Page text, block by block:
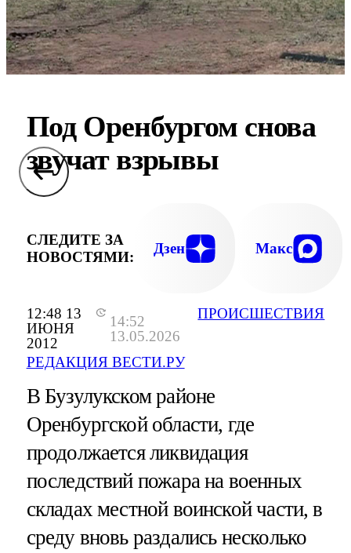
12:48 13
ИЮНЯ
2012
14:52
13.05.2026
РЕДАКЦИЯ ВЕСТИ.РУ
ПРОИСШЕСТВИЯ
Под Оренбургом снова
звучат взрывы
СЛЕДИТЕ ЗА
НОВОСТЯМИ:
Дзен Макс
В Бузулукском районе
Оренбургской области, где
продолжается ликвидация
последствий пожара на военных
складах местной воинской части, в
среду вновь раздались несколько